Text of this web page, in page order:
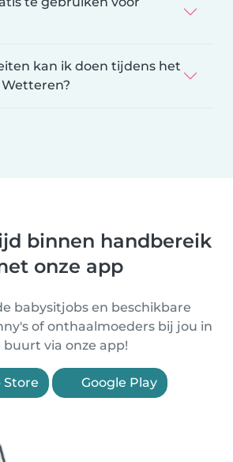
kan ik doen tijdens het
binnen handbereik
onze app
babysitjobs en beschikbare
of onthaalmoeders bij jou in
buurt via onze app!
Store Google Play